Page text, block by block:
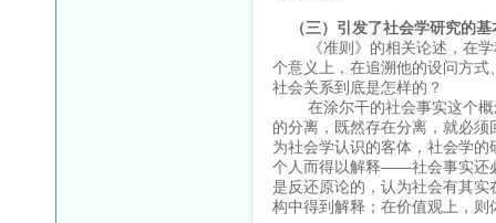
（三）引发了社会学研究的
《准则》的相关论述，在学
个意义上，在追溯他的设问方式
社会关系到底是怎样的？
在涂尔干的社会事实这个概
的分离，既然存在分离，就必
为社会学认识的客体，社会学
个人而得以解释——社会事实还
是反还原论的，认为社会有其
构中得到解释；在价值观上，